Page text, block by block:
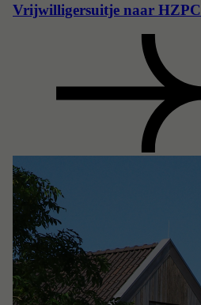
Vrijwilligersuitje naar HZPC